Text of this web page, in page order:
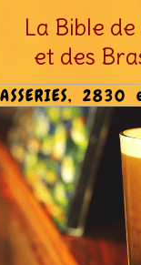
La Bible
et des
2830